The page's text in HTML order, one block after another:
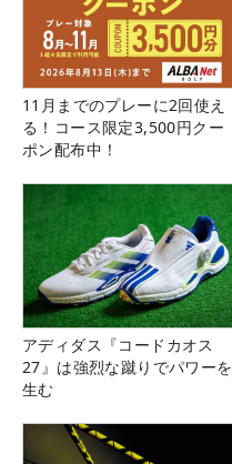
11月までのプレーに2回使え
る！コース限定3,500円クー
ポン配布中！
アディダス『コードカオス
27』は強烈な蹴りでパワーを
生む